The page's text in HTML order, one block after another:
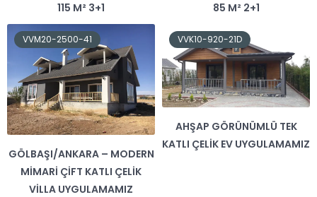
115 M² 3+1
85 M² 2+1
VVM20-2500-41
GÖLBAŞI/ANKARA – MODERN
MIMARI ÇIFT KATLI ÇELIK
VILLA UYGULAMAMIZ
VVK10-920-21D
AHŞAP GÖRÜNÜMLÜ TEK
KATLI ÇELIK EV UYGULAMAMIZ